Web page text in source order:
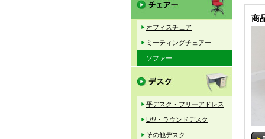
商
オフィスチェア
ミーティングチェアー
ソファー
平デスク・フリーアドレス
L型・ラウンドデスク
その他デスク